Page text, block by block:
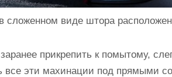
виде штора
прикрепить к помытому,
все эти махинации под прямыми